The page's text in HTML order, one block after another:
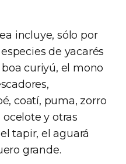
incluye, sólo por
de yacarés
curiyú, el mono
coatí, puma, zorro
y otras
tapir, el aguará
grande.